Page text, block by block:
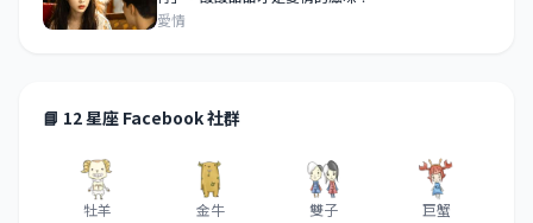
愛情
📘 12 星座 Facebook 社群
牡羊 金牛 雙子 巨蟹